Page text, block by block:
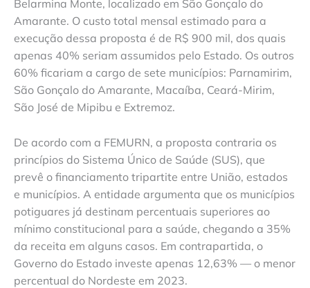
Belarmina Monte, localizado em São Gonçalo do
Amarante. O custo total mensal estimado para a
execução dessa proposta é de R$ 900 mil, dos quais
apenas 40% seriam assumidos pelo Estado. Os outros
60% ficariam a cargo de sete municípios: Parnamirim,
São Gonçalo do Amarante, Macaíba, Ceará-Mirim,
São José de Mipibu e Extremoz.
De acordo com a FEMURN, a proposta contraria os
princípios do Sistema Único de Saúde (SUS), que
prevê o financiamento tripartite entre União, estados
e municípios. A entidade argumenta que os municípios
potiguares já destinam percentuais superiores ao
mínimo constitucional para a saúde, chegando a 35%
da receita em alguns casos. Em contrapartida, o
Governo do Estado investe apenas 12,63% — o menor
percentual do Nordeste em 2023.